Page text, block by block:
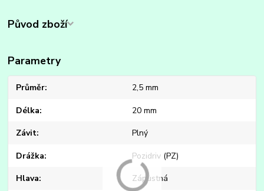
Původ zboží
Parametry
Průměr 2,5 mm
Délka 20 mm
Závit Plný
Drážka Pozidriv (PZ)
Hlava Zápustná